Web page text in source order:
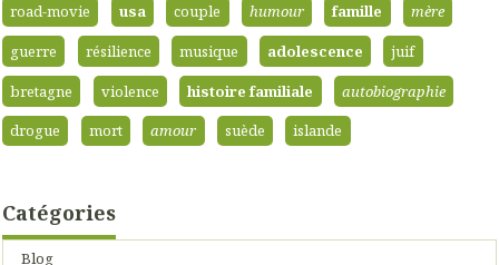
road-movie
usa couple humour famille
mère
guerre
résilience musique adolescence
juif
bretagne
violence histoire familiale
autobiographie
drogue
mort amour suède islande
Catégories
Blog